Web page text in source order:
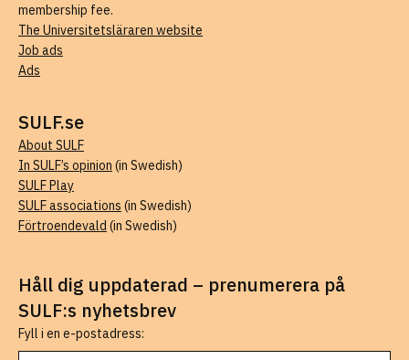
membership fee.
The Universitetsläraren website
Job ads
Ads
SULF.se
About SULF
In SULF’s opinion (in Swedish)
SULF Play
SULF associations (in Swedish)
Förtroendevald (in Swedish)
Håll dig uppdaterad – prenumerera på
SULF:s nyhetsbrev
Fyll i en e-postadress: